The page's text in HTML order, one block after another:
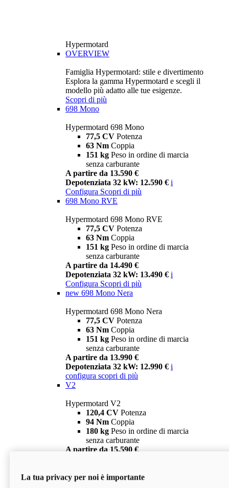
Hypermotard
OVERVIEW
Famiglia Hypermotard: stile e divertimento
Esplora la gamma Hypermotard e scegli il
modello più adatto alle tue esigenze.
Scopri di più
698 Mono
Hypermotard 698 Mono
77,5 CV Potenza
63 Nm Coppia
151 kg Peso in ordine di marcia
senza carburante
A partire da 13.590 €
Depotenziata 32 kW: 12.590 € i
Configura Scopri di più
698 Mono RVE
Hypermotard 698 Mono RVE
77,5 CV Potenza
63 Nm Coppia
151 kg Peso in ordine di marcia
senza carburante
A partire da 14.490 €
Depotenziata 32 kW: 13.490 € i
Configura Scopri di più
new 698 Mono Nera
Hypermotard 698 Mono Nera
77,5 CV Potenza
63 Nm Coppia
151 kg Peso in ordine di marcia
senza carburante
A partire da 13.990 €
Depotenziata 32 kW: 12.990 € i
configura scopri di più
V2
Hypermotard V2
120,4 CV Potenza
94 Nm Coppia
180 kg Peso in ordine di marcia
senza carburante
A partire da 15.590 €
V2 SP
La tua privacy per noi è importante